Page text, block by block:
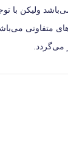
ولیکن با
متفاوتی
می‌گردد.